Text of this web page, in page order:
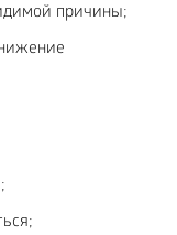
причины;